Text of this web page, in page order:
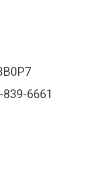
6661